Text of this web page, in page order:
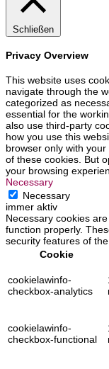
Schließen
Privacy Overview
This website uses
navigate through the
categorized as
essential for the
also use third-party
how you use this
browser only with
of these cookies. But
your browsing
Necessary
Necessary
immer aktiv
Necessary cookies
function properly.
security features of
Cookie
cookielawinfo-
checkbox-analytics
cookielawinfo-
checkbox-functional